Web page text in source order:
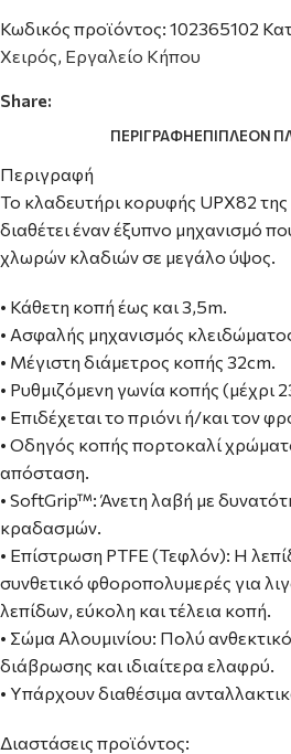
Κωδικός προϊόντος: 102365102
Χειρός, Εργαλείο Κήπου
Share:
ΠΕΡΙΓΡΑΦΉΕΠΙΠΛΈΟΝ
Περιγραφή
Το κλαδευτήρι κορυφής UPΧ82 της
διαθέτει έναν έξυπνο μηχανισμό
χλωρών κλαδιών σε μεγάλο ύψος.
• Κάθετη κοπή έως και 3,5m.
• Ασφαλής μηχανισμός
• Μέγιστη διάμετρος κοπής 32cm.
• Ρυθμιζόμενη γωνία κοπής (μέχρι
• Eπιδέχεται το πριόνι ή/και τον
• Οδηγός κοπής πορτοκαλί
απόσταση.
• SoftGrip™: Άνετη λαβή με
κραδασμών.
• Επίστρωση PTFE (Τεφλόν): Η
συνθετικό φθοροπολυμερές για
λεπίδων, εύκολη και τέλεια κοπή.
• Σώμα Αλουμινίου: Πολύ
διάβρωσης και ιδιαίτερα ελαφρύ.
• Υπάρχουν διαθέσιμα
Διαστάσεις προϊόντος: